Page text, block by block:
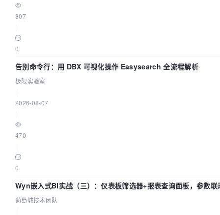
307
0
告别命令行：用 DBX 可视化操作 Easysearch 全流程解析
极限实验室
2026-08-07
470
0
Wyn嵌入式BI实战（三）：仪表板筛选器+报表查询面板，参数联
葡萄城技术团队